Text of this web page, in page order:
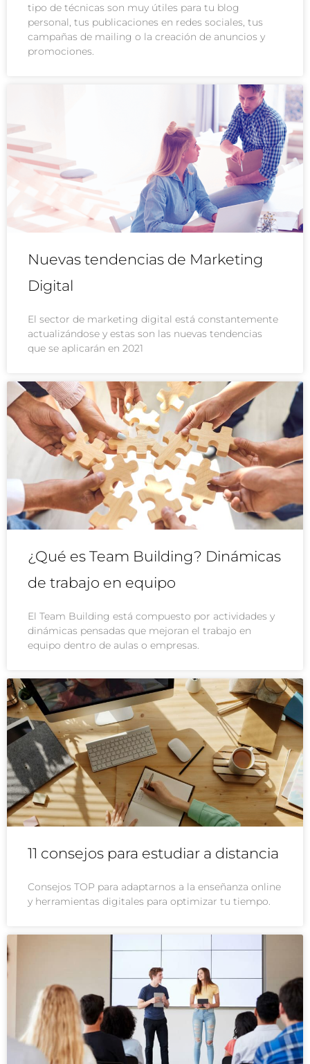
tipo de técnicas son muy útiles para tu blog
personal, tus publicaciones en redes sociales, tus
campañas de mailing o la creación de anuncios y
promociones.
Nuevas tendencias de Marketing
Digital
El sector de marketing digital está constantemente
actualizándose y estas son las nuevas tendencias
que se aplicarán en 2021
¿Qué es Team Building? Dinámicas
de trabajo en equipo
El Team Building está compuesto por actividades y
dinámicas pensadas que mejoran el trabajo en
equipo dentro de aulas o empresas.
11 consejos para estudiar a distancia
Consejos TOP para adaptarnos a la enseñanza online
y herramientas digitales para optimizar tu tiempo.